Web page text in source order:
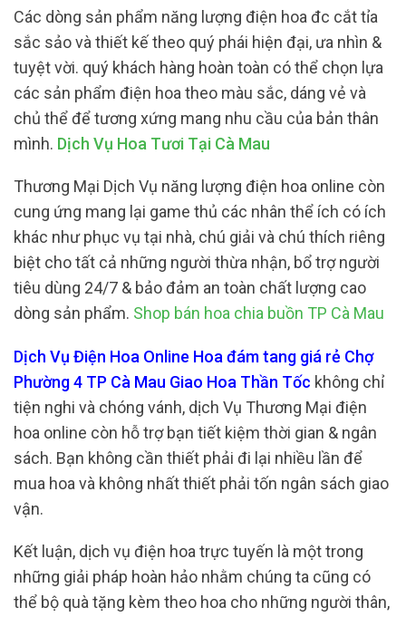
Các dòng sản phẩm năng lượng điện hoa đc cắt tỉa
sắc sảo và thiết kế theo quý phái hiện đại, ưa nhìn &
tuyệt vời. quý khách hàng hoàn toàn có thể chọn lựa
các sản phẩm điện hoa theo màu sắc, dáng vẻ và
chủ thể để tương xứng mang nhu cầu của bản thân
mình. Dịch Vụ Hoa Tươi Tại Cà Mau
Thương Mại Dịch Vụ năng lượng điện hoa online còn
cung ứng mang lại game thủ các nhân thể ích có ích
khác như phục vụ tại nhà, chú giải và chú thích riêng
biệt cho tất cả những người thừa nhận, bổ trợ người
tiêu dùng 24/7 & bảo đảm an toàn chất lượng cao
dòng sản phẩm. Shop bán hoa chia buồn TP Cà Mau
Dịch Vụ Điện Hoa Online Hoa đám tang giá rẻ Chợ
Phường 4 TP Cà Mau Giao Hoa Thần Tốc không chỉ
tiện nghi và chóng vánh, dịch Vụ Thương Mại điện
hoa online còn hỗ trợ bạn tiết kiệm thời gian & ngân
sách. Bạn không cần thiết phải đi lại nhiều lần để
mua hoa và không nhất thiết phải tốn ngân sách giao
vận.
Kết luận, dịch vụ điện hoa trực tuyến là một trong
những giải pháp hoàn hảo nhằm chúng ta cũng có
thể bộ quà tặng kèm theo hoa cho những người thân,